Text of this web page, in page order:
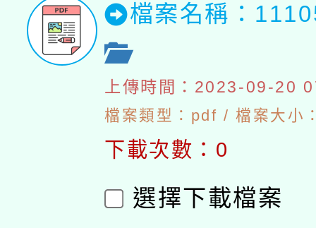
檔案名稱：
上傳時間：2023-09-20
檔案類型：pdf / 檔案大小
下載次數：0
選擇下載檔案